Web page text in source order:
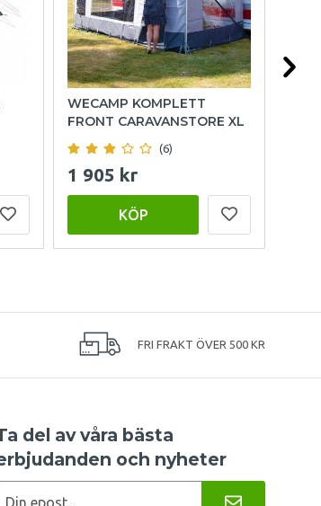
WECAMP KOMPLETT
FRONT CARAVANSTORE XL
(6)
1 905 kr
KÖP
FRI FRAKT ÖVER 500 KR
del av våra bästa
och nyheter